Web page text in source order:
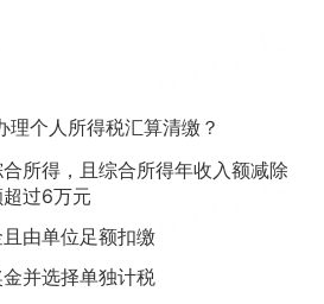
理个人所得税汇算清缴？
所得，且综合所得年收入额减除
过6万元
由单位足额扣缴
并选择单独计税